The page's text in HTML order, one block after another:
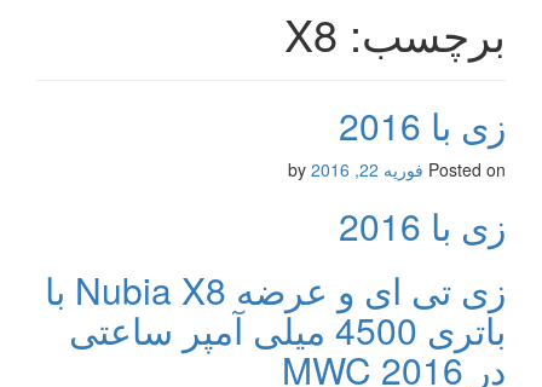
برچسب: X8
زی با 2016
Posted on فوریه 22, 2016
زی با 2016
زی تی ای و عرضه Nubia X8 با
باتری 4500 میلی آمپر ساعتی
در MWC 2016